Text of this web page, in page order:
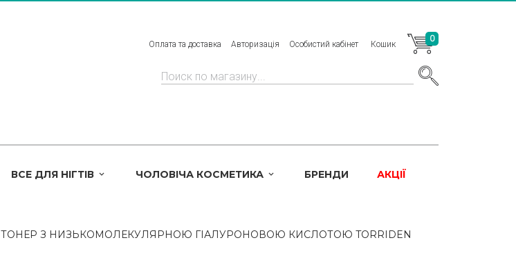
Кошик
0
Оплата та доставка Авторизація Особистий кабінет
ВСЕ ДЛЯ НІГТІВ ЧОЛОВІЧА КОСМЕТИКА БРЕНДИ АКЦІЇ
ТОНЕР З НИЗЬКОМОЛЕКУЛЯРНОЮ ГІАЛУРОНОВОЮ КИСЛОТОЮ TORRIDEN